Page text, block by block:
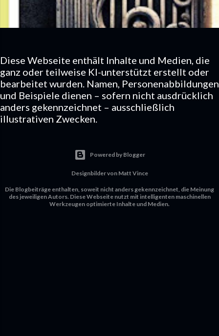
Diese Webseite enthält Inhalte und Medien, die
ganz oder teilweise KI-unterstützt erstellt oder
bearbeitet wurden. Namen, Personenabbildungen
und Beispiele dienen – sofern nicht ausdrücklich
anders gekennzeichnet – ausschließlich
illustrativen Zwecken.
Powered by Blogger
Designbilder von Matt Vince
Die Blogbeiträge enthalten, soweit nicht anders gekennzeichnet, die Meinung
des jeweiligen Autors. Diese Webseite nutzt mit intelligenten maschinellen
Werkzeugen optimierte Inhalte und Medien.